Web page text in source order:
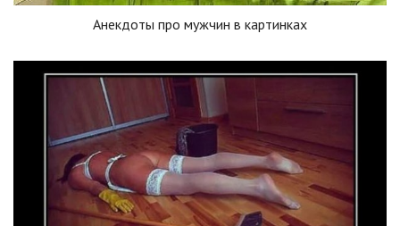
Анекдоты про мужчин в картинках